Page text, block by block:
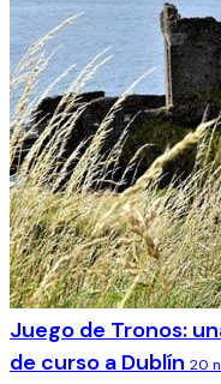
Juego de Tronos:
de curso a Dublín 20